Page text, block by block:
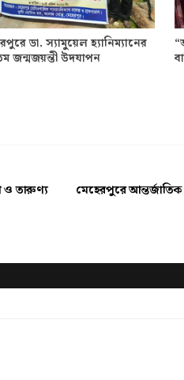
ডা. স্যামুয়েল হ্যানিম্যানের
জন্মজয়ন্তী উদযাপন
মেহেরপুরে
ও তারুণ্য